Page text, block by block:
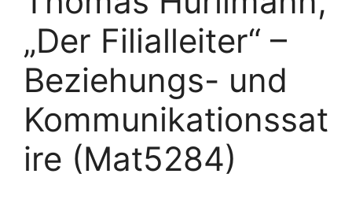
„Der Filialleiter“ –
Beziehungs- und
Kommunikationssat
ire (Mat5284)